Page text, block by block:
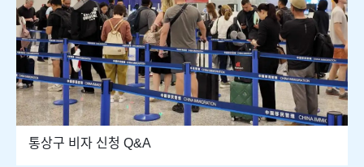
통상구 비자 신청 Q&A